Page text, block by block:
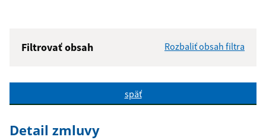
Filtrovať obsah
Rozbaliť obsah filtra
Hľadať v:
späť
Detail zmluvy